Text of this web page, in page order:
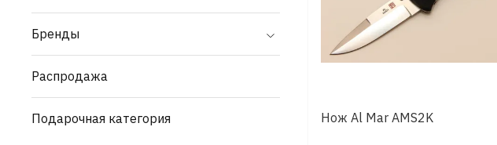
Нож Al Mar AMS2K
Бренды
Распродажа
Подарочная категория